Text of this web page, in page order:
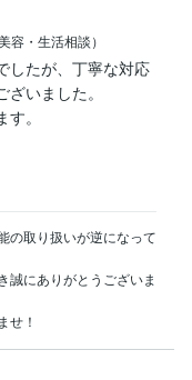
容・生活相談）
したが、丁寧な対応
いました。
の取り扱いが逆になって
誠にありがとうございま
せ！